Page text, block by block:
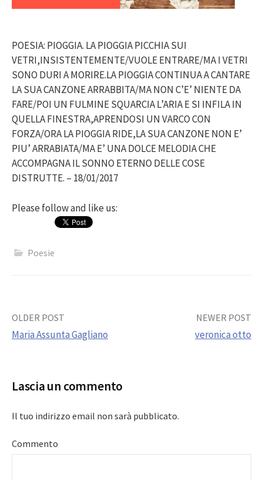
POESIA: PIOGGIA. LA PIOGGIA PICCHIA SUI
VETRI,INSISTENTEMENTE/VUOLE ENTRARE/MA I VETRI
SONO DURI A MORIRE.LA PIOGGIA CONTINUA A CANTARE
LA SUA CANZONE ARRABBITA/MA NON C’E’ NIENTE DA
FARE/POI UN FULMINE SQUARCIA L’ARIA E SI INFILA IN
QUELLA FINESTRA,APRENDOSI UN VARCO CON
FORZA/ORA LA PIOGGIA RIDE,LA SUA CANZONE NON E’
PIU’ ARRABIATA/MA E’ UNA DOLCE MELODIA CHE
ACCOMPAGNA IL SONNO ETERNO DELLE COSE
DISTRUTTE. – 18/01/2017
Please follow and like us:
Poesie
Post
OLDER POST
Maria Assunta Gagliano
NEWER POST
veronica otto
Lascia un commento
Il tuo indirizzo email non sarà pubblicato.
Commento